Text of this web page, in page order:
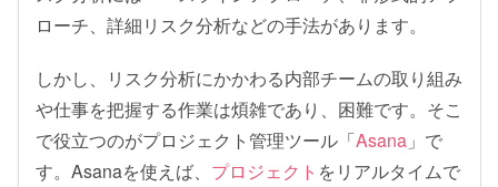
ローチ、詳細リスク分析などの手法があります。
しかし、リスク分析にかかわる内部チームの取り組み
や仕事を把握する作業は煩雑であり、困難です。そこ
で役立つのがプロジェクト管理ツール「Asana 」で
す。Asanaを使えば、 プロジェクト をリアルタイムで